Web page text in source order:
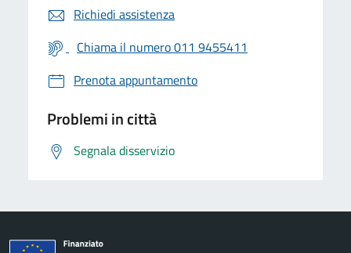
Richiedi assistenza
Chiama il numero 011 9455411
Prenota appuntamento
Problemi in città
Segnala disservizio